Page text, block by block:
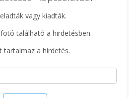
vagy kiadták.
található a hirdetésben.
tartalmaz a hirdetés.